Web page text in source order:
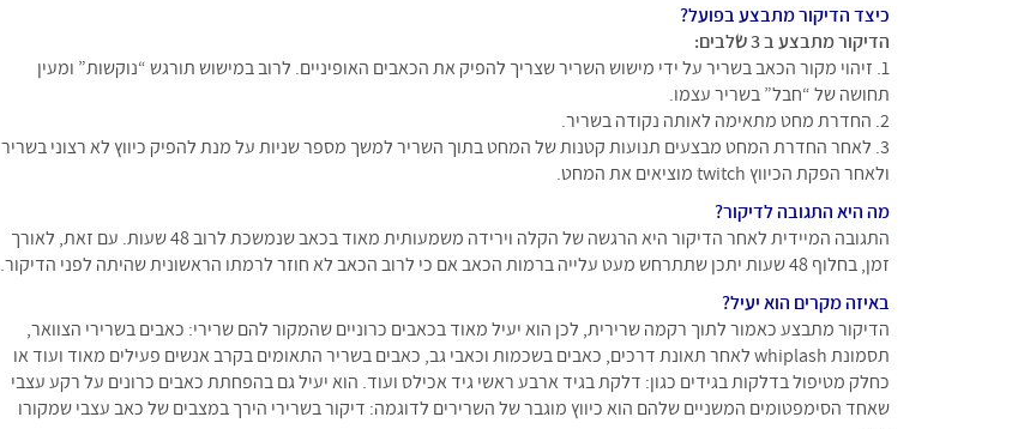
כיצד הדיקור מתבצע בפועל?
הדיקור מתבצע ב 3 שלבים:
1. זיהוי מקור הכאב בשריר על ידי מישוש השריר שצריך להפיק את הכאבים האופיניים. לרוב במישוש תורגש “נוקשות” ומעין
תחושה של “חבל” בשריר עצמו.
2. החדרת מחט מתאימה לאותה נקודה בשריר.
3. לאחר החדרת המחט מבצעים תנועות קטנות של המחט בתוך השריר למשך מספר שניות על מנת להפיק כיווץ לא רצוני בשריר
ולאחר הפקת הכיווץ twitch מוציאים את המחט.
מה היא התגובה לדיקור?
התגובה המיידית לאחר הדיקור היא הרגשה של הקלה וירידה משמעותית מאוד בכאב שנמשכת לרוב 48 שעות. עם זאת, לאורך
זמן, בחלוף 48 שעות יתכן שתתרחש מעט עלייה ברמות הכאב אם כי לרוב הכאב לא חוזר לרמתו הראשונית שהיתה לפני הדיקור.
באיזה מקרים הוא יעיל?
הדיקור מתבצע כאמור לתוך רקמה שרירית, לכן הוא יעיל מאוד בכאבים כרוניים שהמקור להם שרירי: כאבים בשרירי הצוואר,
תסמונת whiplash לאחר תאונת דרכים, כאבים בשכמות וכאבי גב, כאבים בשריר התאומים בקרב אנשים פעילים מאוד ועוד או
כחלק מטיפול בדלקות בגידים כגון: דלקת בגיד ארבע ראשי גיד אכילס ועוד. הוא יעיל גם בהפחתת כאבים כרונים על רקע עצבי
שאחד הסימפטומים המשניים שלהם הוא כיווץ מוגבר של השרירים לדוגמה: דיקור בשרירי הירך במצבים של כאב עצבי שמקורו